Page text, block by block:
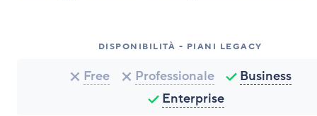
DISPONIBILITÀ - PIANI LEGACY
Free Professionale
Business
Enterprise